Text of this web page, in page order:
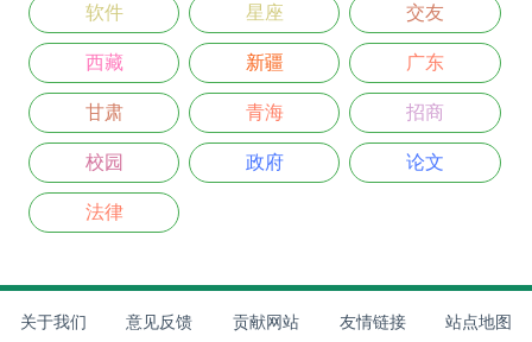
软件 星座 交友
西藏 新疆 广东
甘肃 青海 招商
校园 政府 论文
法律
关于我们 意见反馈 贡献网站 友情链接 站点地图